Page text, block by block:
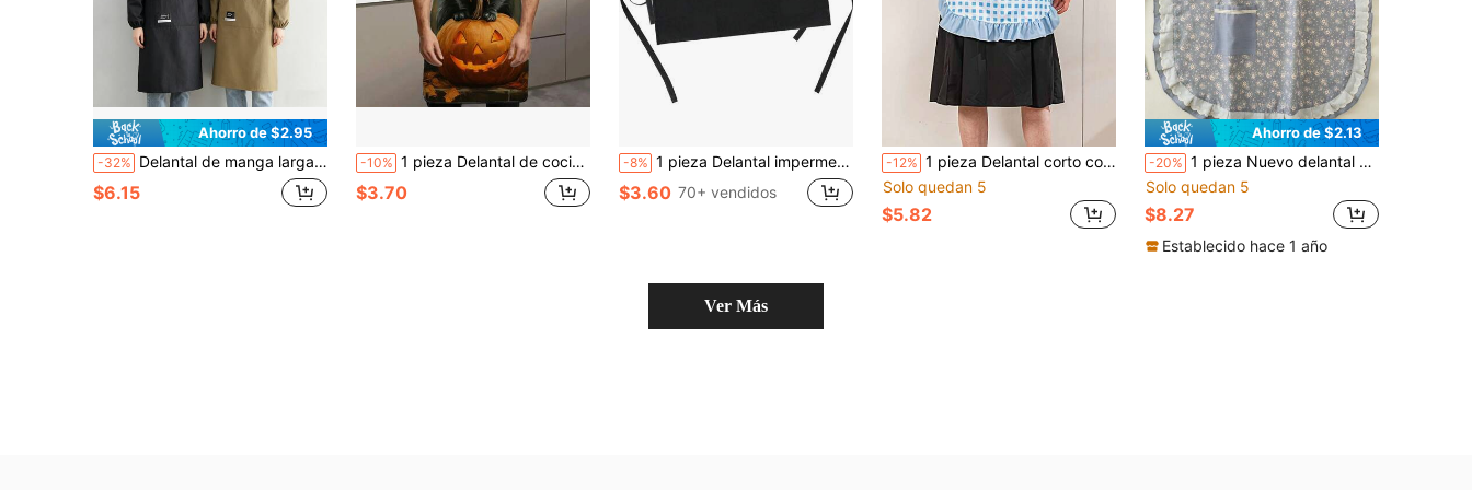
Ahorro de $2.95
-32% Delantal de manga larga con bolsillos grandes, impermeable y resistente a las manchas, diseño de moda adecuado para el hogar, la cocina, el restaurante, la hostelería y los uniformes de chef, protección corporal completa y cómoda para hornear, limpiar y servicios alimentarios comerciales
$6.15
-10% 1 pieza Delantal de cocina con estampado de gato negro y calabaza de Halloween, con patrón de gato negro, calabaza y hoja de arce caramelo, delantal de cocina duradero adecuado para panaderos, decoradores de pasteles, entusiastas de la barbacoa, jardineros, pintores, artistas de uñas - Regalo perfecto para chefs domésticos y profesionales
$3.70
-8% 1 pieza Delantal impermeable de camarera con 3 bolsillos, negro, para cocinar, limpiar, hornear, servir, artes y manualidades, disfraz, fiesta, cafetería, restaurante, bar, comedor escolar, fácil de usar y atar alrededor de la cintura
$3.60 70+ vendidos
-12% 1 pieza Delantal corto con bolsillo y lazo azul/negro, delantal de cocina estilo sirvienta multifuncional con dobladillo de volantes, falda de volantes vintage de sirvienta, delantal mini lindo, adecuado para cocinar, pintar, jardinería, accesorio divertido, adecuado para disfraz de fiesta de vacaciones y regalo de Navidad
Solo quedan 5
$5.82
Ahorro de $2.13
-20% 1 pieza Nuevo delantal sin mangas con estampado floral de encaje y cuello halter, bolsillo autosuficiente de moda, adecuado para cafetería, panadería, catering, cocina, tareas domésticas, hornear, cocinar, jardinería, pintura, pesca, unisex
Solo quedan 5
$8.27
Establecido hace 1 año
Ver Más